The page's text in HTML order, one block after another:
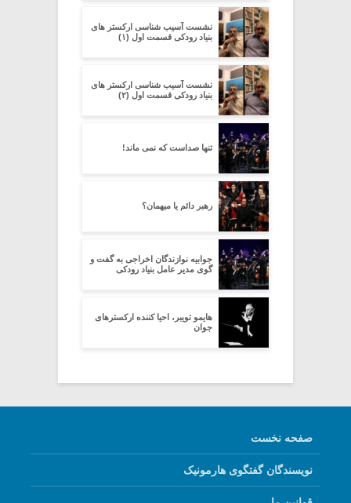
نشست آسیب شناسی ارکستر های
بنیاد رودکی قسمت اول (۱)
نشست آسیب شناسی ارکستر های
بنیاد رودکی قسمت اول (۲)
تنها صداست که نمی ماند!
رهبر دائم یا میهمان؟
جوابیه نوازندگان اخراجی به گفت و
گوی مدیر عامل بنیاد رودکی
هایمو تویبر، احیا کننده ارکسترهای
جوان
صفحه نخست
نویسندگان گفتگوی هارمونیک